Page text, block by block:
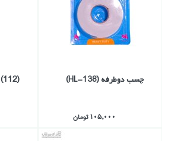
چسب دوطرفه (HL-138)
105,000 تومان
(112) لاك غلط‌گير 12ميل